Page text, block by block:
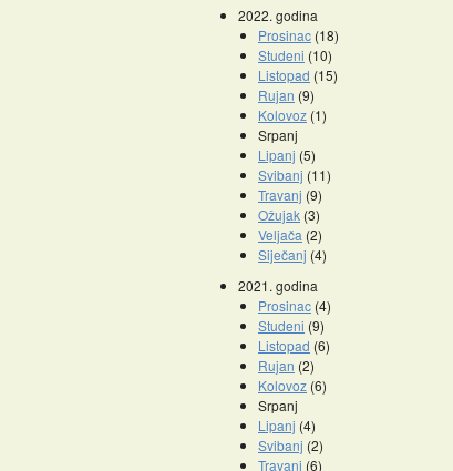
2022. godina
Prosinac (18)
Studeni (10)
Listopad (15)
Rujan (9)
Kolovoz (1)
Srpanj
Lipanj (5)
Svibanj (11)
Travanj (9)
Ožujak (3)
Veljača (2)
Siječanj (4)
2021. godina
Prosinac (4)
Studeni (9)
Listopad (6)
Rujan (2)
Kolovoz (6)
Srpanj
Lipanj (4)
Svibanj (2)
Travanj (6)